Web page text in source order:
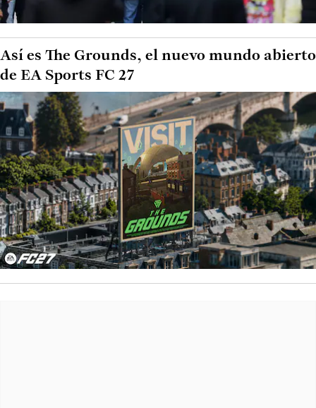
Así es The Grounds, el nuevo mundo abierto
de EA Sports FC 27